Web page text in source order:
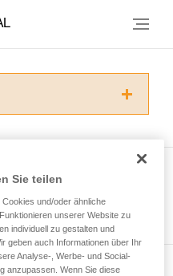
enthaltenen
haben.
Techniken setzt eine
und ein spezielles
Sie zusammen mit
ansehen
Sie teilen
und/oder ähnliche
unserer Website zu
individuell zu gestalten und
geben auch Informationen über Ihr
Analyse-, Werbe- und Social-
anzupassen. Wenn Sie diese